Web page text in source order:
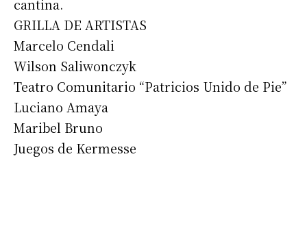
cantina.
GRILLA DE ARTISTAS
Marcelo Cendali
Wilson Saliwonczyk
Teatro Comunitario “Patricios Unido de Pie”
Luciano Amaya
Maribel Bruno
Juegos de Kermesse